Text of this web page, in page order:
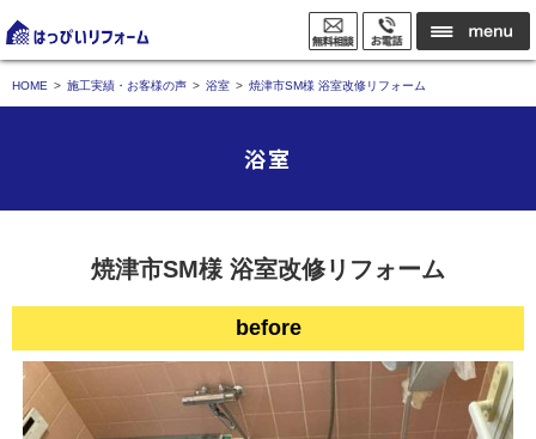
HOME 施工実績・お客様の声 浴室 焼津市SM様 浴室改修リフォーム
浴室
焼津市SM様 浴室改修リフォーム
before